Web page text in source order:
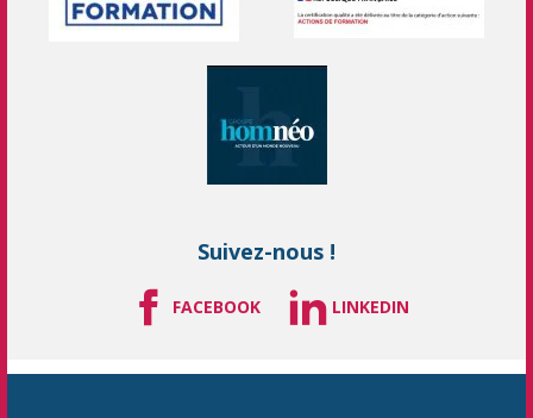
Suivez-nous !
FACEBOOK LINKEDIN